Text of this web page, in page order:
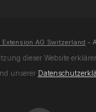
Extension AG Switzerland -
dieser Website
unserer